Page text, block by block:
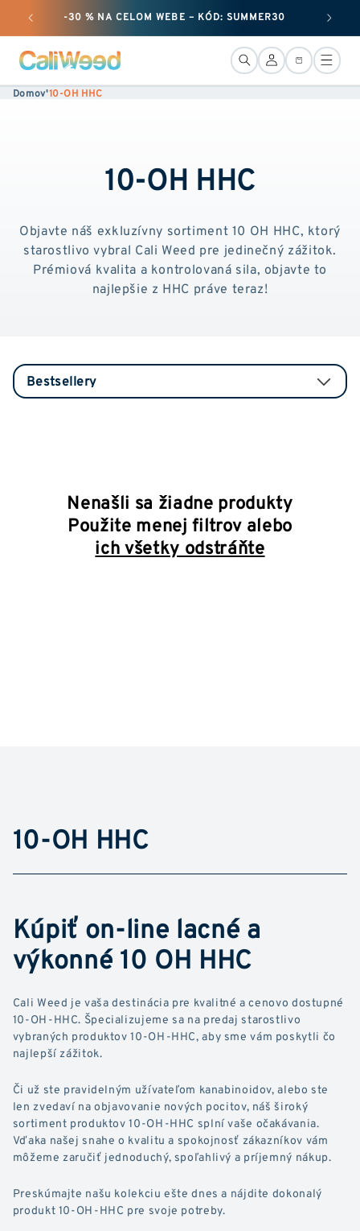
a prejsť
na obsah
-30 % NA CELOM WEBE – KÓD: SUMMER30
Pripojenie
Košík
Domov'10-OH HHC
10-OH HHC
Objavte náš exkluzívny sortiment 10 OH HHC, ktorý
starostlivo vybral Cali Weed pre jedinečný zážitok.
Prémiová kvalita a kontrolovaná sila, objavte to
najlepšie z HHC práve teraz!
Nenašli sa žiadne produkty
Použite menej filtrov alebo
ich všetky odstráňte
10-OH HHC
Kúpiť on-line lacné a
výkonné 10 OH HHC
Cali Weed je vaša destinácia pre kvalitné a cenovo dostupné
10-OH-HHC. Špecializujeme sa na predaj starostlivo
vybraných produktov 10-OH-HHC, aby sme vám poskytli čo
najlepší zážitok.
Či už ste pravidelným užívateľom kanabinoidov, alebo ste
len zvedaví na objavovanie nových pocitov, náš široký
sortiment produktov 10-OH-HHC splní vaše očakávania.
Vďaka našej snahe o kvalitu a spokojnosť zákazníkov vám
môžeme zaručiť jednoduchý, spoľahlivý a príjemný nákup.
Preskúmajte našu kolekciu ešte dnes a nájdite dokonalý
produkt 10-OH-HHC pre svoje potreby.